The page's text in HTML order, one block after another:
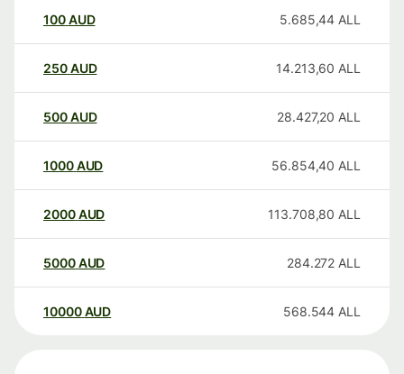
100AUD 5.685,44 ALL
250AUD 14.213,60 ALL
500AUD 28.427,20 ALL
1000AUD 56.854,40 ALL
2000AUD 113.708,80 ALL
5000AUD 284.272 ALL
10000 AUD 568.544 ALL